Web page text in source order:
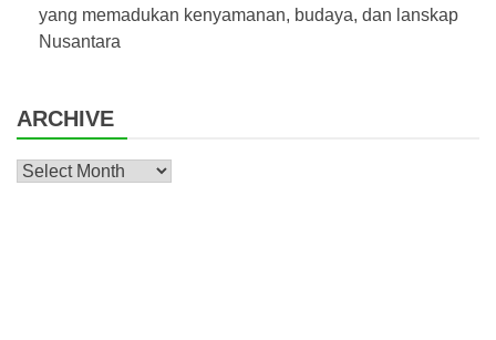
yang memadukan kenyamanan, budaya, dan lanskap
Nusantara
ARCHIVE
Archive